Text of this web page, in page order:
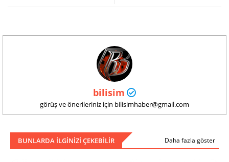
bilisim
görüş ve önerileriniz için bilisimhaber@gmail.com
BUNLARDA ILGINIZI ÇEKEBILIR Daha fazla göster